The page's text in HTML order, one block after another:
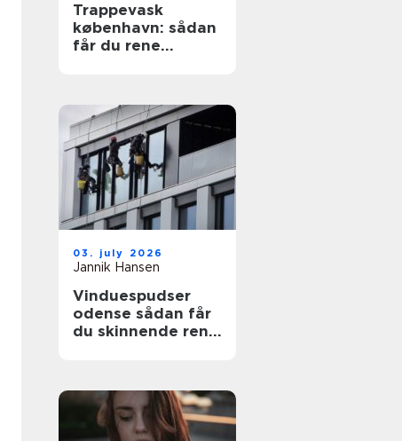
Trappevask
københavn: sådan
får du rene
03. july 2026
Jannik Hansen
Vinduespudser
odense sådan får
du skinnende rene